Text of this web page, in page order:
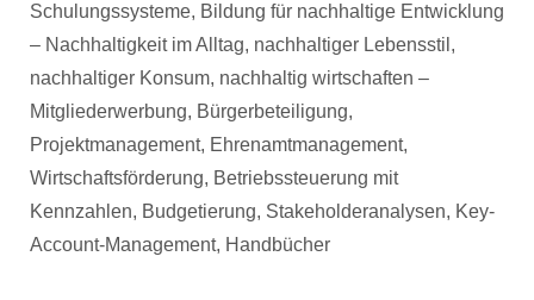
Schulungssysteme, Bildung für nachhaltige Entwicklung
– Nachhaltigkeit im Alltag, nachhaltiger Lebensstil,
nachhaltiger Konsum, nachhaltig wirtschaften –
Mitgliederwerbung, Bürgerbeteiligung,
Projektmanagement, Ehrenamtmanagement,
Wirtschaftsförderung, Betriebssteuerung mit
Kennzahlen, Budgetierung, Stakeholderanalysen, Key-
Account-Management, Handbücher